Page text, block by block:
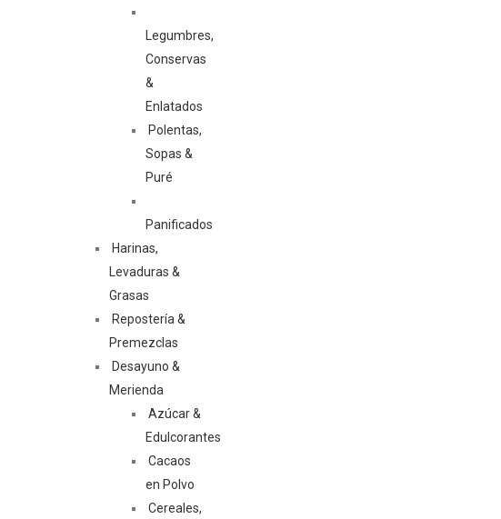
Legumbres,
Conservas
&
Enlatados
Polentas,
Sopas &
Puré
Panificados
Harinas,
Levaduras &
Grasas
Repostería &
Premezclas
Desayuno &
Merienda
Azúcar &
Edulcorantes
Cacaos
en Polvo
Cereales,